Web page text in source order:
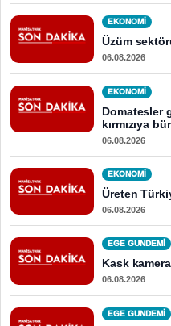
EKONOMI
Üzüm
06.08.2026
EKONOMI
Domatesler
kırmızıya
06.08.2026
EKONOMI
Üreten
06.08.2026
EGE GUNDEMİ
Kask
06.08.2026
EGE GUNDEMİ